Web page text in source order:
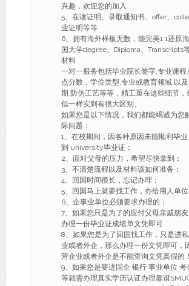
兴趣，欢迎您的加入
5、在读证明、录取通知书、offer、
业证明等等
6、拥有海外样板无数，能完美1:1还原
国大学degree、Diploma、Transcripts
材料
一对一服务包括毕业院长签字,专业课程
点分数，学位类型,专业或教育领域,以及
期.防伪工艺等等，精工重在这些细节，
似一样实则有很大区别。
如果您是以下情况，我们都能竭诚为您
际问题；
1、在校期间，因各种原因未能顺利毕
到 university毕业证；
2、面对父母的压力，希望尽快拿到；
3、不清楚流程以及材料该如何准备；
4、回国时间很长，忘记办理；
5、回国马上就要找工作，办给用人单位
6、企事业单位必须要求办理的；
7、如果您只是为了的应付父母亲戚朋
办理一份毕业证成绩单文凭即可
8、如果您是为了回国找工作，只是进
业或者外企，那么办理一份文凭即可，
营企业或者外企是不能查询文凭真假的！
9、如果您是要进国企 银行 事业单位 考
等就需办理真实学历认证办理靠谱